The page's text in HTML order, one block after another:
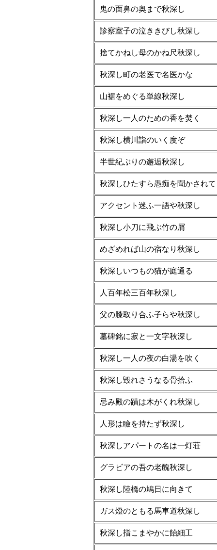
鬼の面鼻の奥まで秋深し
診察室子の泣ききびし秋深し
捨てかねし母のかね尺秋深し
秋深し町の老医で名医かな
山裾をめぐる単線秋深し
秋深し一人のための香を焚く
秋深し横川詣のいく度ぞ
半世紀ぶりの邂逅秋深し
秋深しひたすら愚痴を聞かされて
アクセント迷ふ一語や秋深し
秋深し小刀に飛ぶ竹の屑
めざめれば山の宿なり秋深し
秋深しいつもの猫が庭通る
人百年松三百年秋深し
父の膝取り合ふ子らや秋深し
墓碑銘に寂と一文字秋深し
秋深し一人の夜の白湯を吹く
秋深し毀れさうなる骨拾ふ
忌み殿の蹟は木がくれ秋深し
人形は瞼を持たず秋深し
秋深しアパートの名は一灯荘
グラビアの吾の老醜秋深し
秋深し陸橋の鳩日に向きて
ガス燈のともる馬車道秋深し
秋深し指こまやかに飴細工